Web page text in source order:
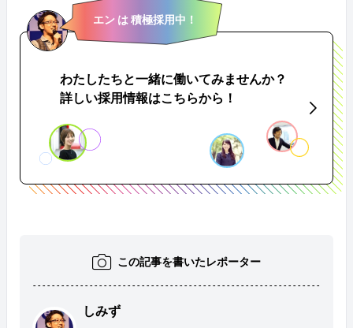
エン は 積極採用中！
わたしたちと一緒に働いてみませんか？
詳しい採用情報はこちらから！
この記事を書いたレポーター
しみず